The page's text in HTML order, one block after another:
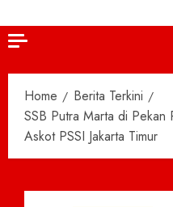
Home
Berita Terkini
SSB Putra Marta di Pekan
Askot PSSI Jakarta Timur